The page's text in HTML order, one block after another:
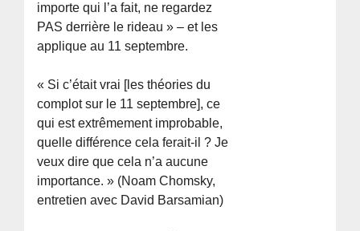
importe qui l’a fait, ne regardez
PAS derrière le rideau » – et les
applique au 11 septembre.
« Si c’était vrai [les théories du
complot sur le 11 septembre], ce
qui est extrêmement improbable,
quelle différence cela ferait-il ? Je
veux dire que cela n’a aucune
importance. » (Noam Chomsky,
entretien avec David Barsamian)